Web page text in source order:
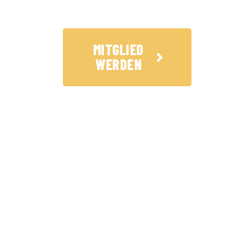
MITGLIED
WERDEN